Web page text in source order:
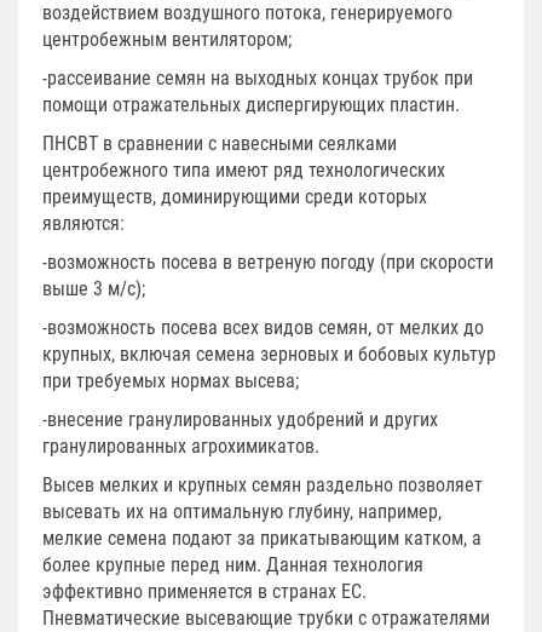
воздействием воздушного потока, генерируемого
центробежным вентилятором;
-рассеивание семян на выходных концах трубок при
помощи отражательных диспергирующих пластин.
ПНСВТ в сравнении с навесными сеялками
центробежного типа имеют ряд технологических
преимуществ, доминирующими среди которых
являются:
-возможность посева в ветреную погоду (при скорости
выше 3 м/с);
-возможность посева всех видов семян, от мелких до
крупных, включая семена зерновых и бобовых культур
при требуемых нормах высева;
-внесение гранулированных удобрений и других
гранулированных агрохимикатов.
Высев мелких и крупных семян раздельно позволяет
высевать их на оптимальную глубину, например,
мелкие семена подают за прикатывающим катком, а
более крупные перед ним. Данная технология
эффективно применяется в странах ЕС.
Пневматические высевающие трубки с отражателями